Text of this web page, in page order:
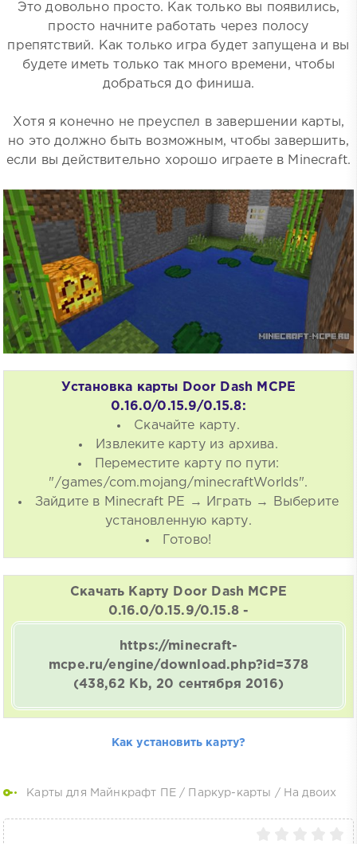
Это довольно просто. Как только вы появились,
просто начните работать через полосу
препятствий. Как только игра будет запущена и вы
будете иметь только так много времени, чтобы
добраться до финиша.
Хотя я конечно не преуспел в завершении карты,
но это должно быть возможным, чтобы завершить,
если вы действительно хорошо играете в Minecraft.
Установка карты Door Dash MCPE
0.16.0/0.15.9/0.15.8:
Скачайте карту.
Извлеките карту из архива.
Переместите карту по пути:
"/games/com.mojang/minecraftWorlds".
Зайдите в Minecraft PE → Играть → Выберите
установленную карту.
Готово!
Скачать Карту Door Dash MCPE
0.16.0/0.15.9/0.15.8 -
https://minecraft-
mcpe.ru/engine/download.php?id=378
(438,62 Kb, 20 сентября 2016)
Как установить карту?
Карты для Майнкрафт ПЕ / Паркур-карты / На двоих